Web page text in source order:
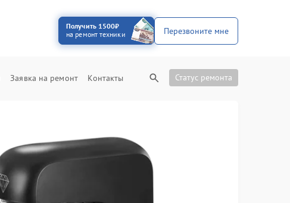
Получить 1500₽
на ремонт техники
Перезвоните мне
Заявка на ремонт Контакты Статус ремонта